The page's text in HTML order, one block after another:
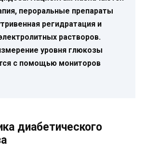
пероральные препараты
регидратация и
растворов.
уровня глюкозы
с помощью мониторов
диабетического